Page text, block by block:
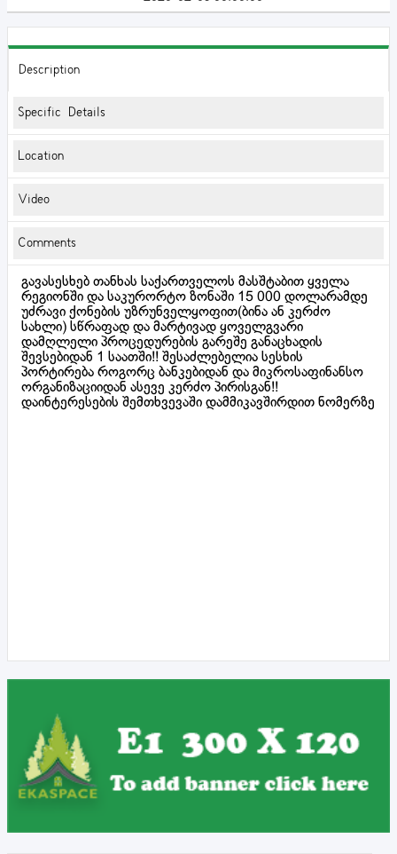
Description
Specific Details
Location
Video
Comments
გავასესხებ თანხას საქართველოს მასშტაბით ყველა
რეგიონში და საკურორტო ზონაში 15 000 დოლარამდე
უძრავი ქონების უზრუნველყოფით(ბინა ან კერძო
სახლი) სწრაფად და მარტივად ყოველგვარი
დამღლელი პროცედურების გარეშე განაცხადის
შევსებიდან 1 საათში!! შესაძლებელია სესხის
პორტირება როგორც ბანკებიდან და მიკროსაფინანსო
ორგანიზაციიდან ასევე კერძო პირისგან!!
დაინტერესების შემთხვევაში დამმიკავშირდით ნომერზე